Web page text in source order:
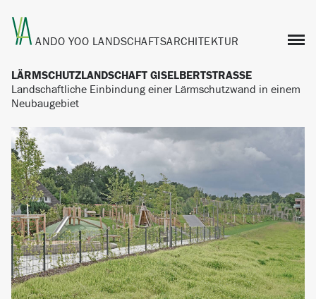
ANDO YOO LANDSCHAFTSARCHITEKTUR
LÄRMSCHUTZLANDSCHAFT GISELBERTSTRASSE
Landschaftliche Einbindung einer Lärmschutzwand in einem
Neubaugebiet